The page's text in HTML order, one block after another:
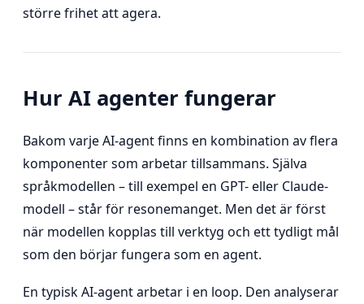
större frihet att agera.
Hur AI agenter fungerar
Bakom varje AI-agent finns en kombination av flera
komponenter som arbetar tillsammans. Själva
språkmodellen – till exempel en GPT- eller Claude-
modell – står för resonemanget. Men det är först
när modellen kopplas till verktyg och ett tydligt mål
som den börjar fungera som en agent.
En typisk AI-agent arbetar i en loop. Den analyserar